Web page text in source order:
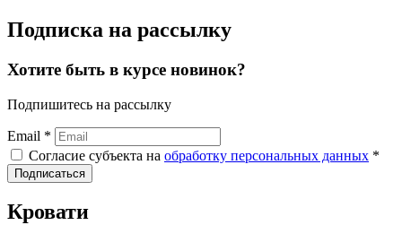
Подписка на рассылку
Хотите быть в курсе новинок?
Подпишитесь на рассылку
Email *
Согласие субъекта на обработку персональных данных *
Подписаться
Кровати